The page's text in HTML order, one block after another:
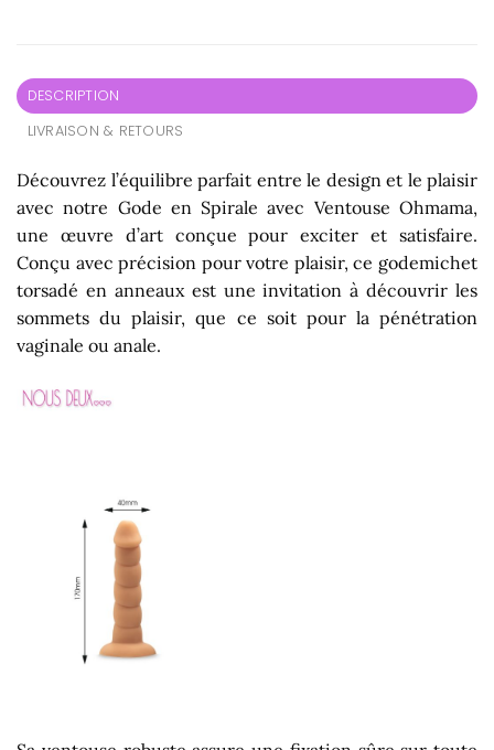
DESCRIPTION
LIVRAISON & RETOURS
Découvrez l’équilibre parfait entre le design et le plaisir
avec notre Gode en Spirale avec Ventouse Ohmama,
une œuvre d’art conçue pour exciter et satisfaire.
Conçu avec précision pour votre plaisir, ce godemichet
torsadé en anneaux est une invitation à découvrir les
sommets du plaisir, que ce soit pour la pénétration
vaginale ou anale.